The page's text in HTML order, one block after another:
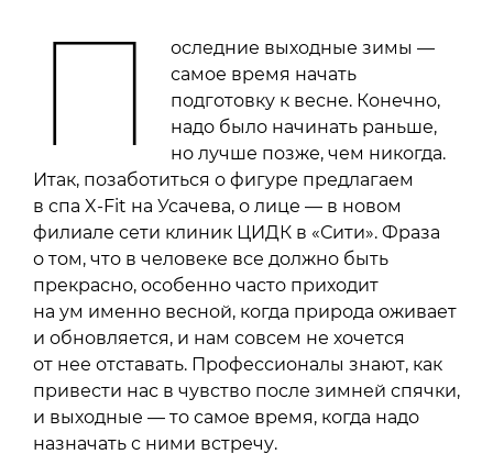
П
оследние выходные зимы —
самое время начать
подготовку к весне. Конечно,
надо было начинать раньше,
но лучше позже, чем никогда.
Итак, позаботиться о фигуре предлагаем
в спа X-Fit на Усачева, о лице — в новом
филиале сети клиник ЦИДК в «Сити». Фраза
о том, что в человеке все должно быть
прекрасно, особенно часто приходит
на ум именно весной, когда природа оживает
и обновляется, и нам совсем не хочется
от нее отставать. Профессионалы знают, как
привести нас в чувство после зимней спячки,
и выходные — то самое время, когда надо
назначать с ними встречу.